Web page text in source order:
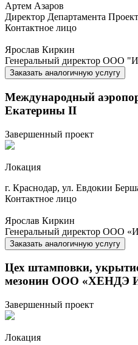
Артем Азаров
Директор Департамента
Контактное лицо
Ярослав Киркин
Генеральный директор ООО
Заказать аналогичную услугу
Международный
Екатерины II
Завершенный проект
Локация
г. Краснодар, ул. Евдокии
Контактное лицо
Ярослав Киркин
Генеральный директор ООО
Заказать аналогичную услугу
Цех штамповки,
мезонин ООО
Завершенный проект
Локация